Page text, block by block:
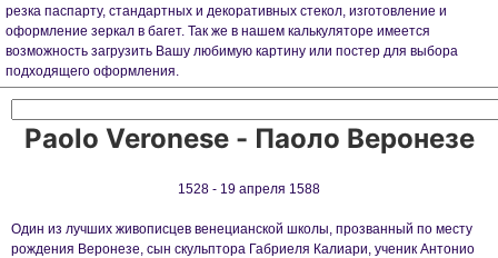
резка паспарту, стандартных и декоративных стекол, изготовление и
оформление зеркал в багет. Так же в нашем калькуляторе имеется
возможность загрузить Вашу любимую картину или постер для выбора
подходящего оформления.
Paolo Veronese - Паоло Веронезе
1528 - 19 апреля 1588
Один из лучших живописцев венецианской школы, прозванный по месту
рождения Веронезе, сын скульптора Габриеля Калиари, ученик Антонио